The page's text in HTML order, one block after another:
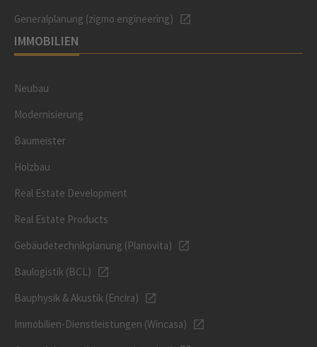
Generalplanung (zigmo engineering)
IMMOBILIEN
Neubau
Modernisierung
Baumeister
Holzbau
Real Estate Development
Real Estate Products
Gebäudetechnikplanung (Planovita)
Baulogistik (BCL)
Bauphysik & Akustik (Encira)
Immobilien-Dienstleistungen (Wincasa)